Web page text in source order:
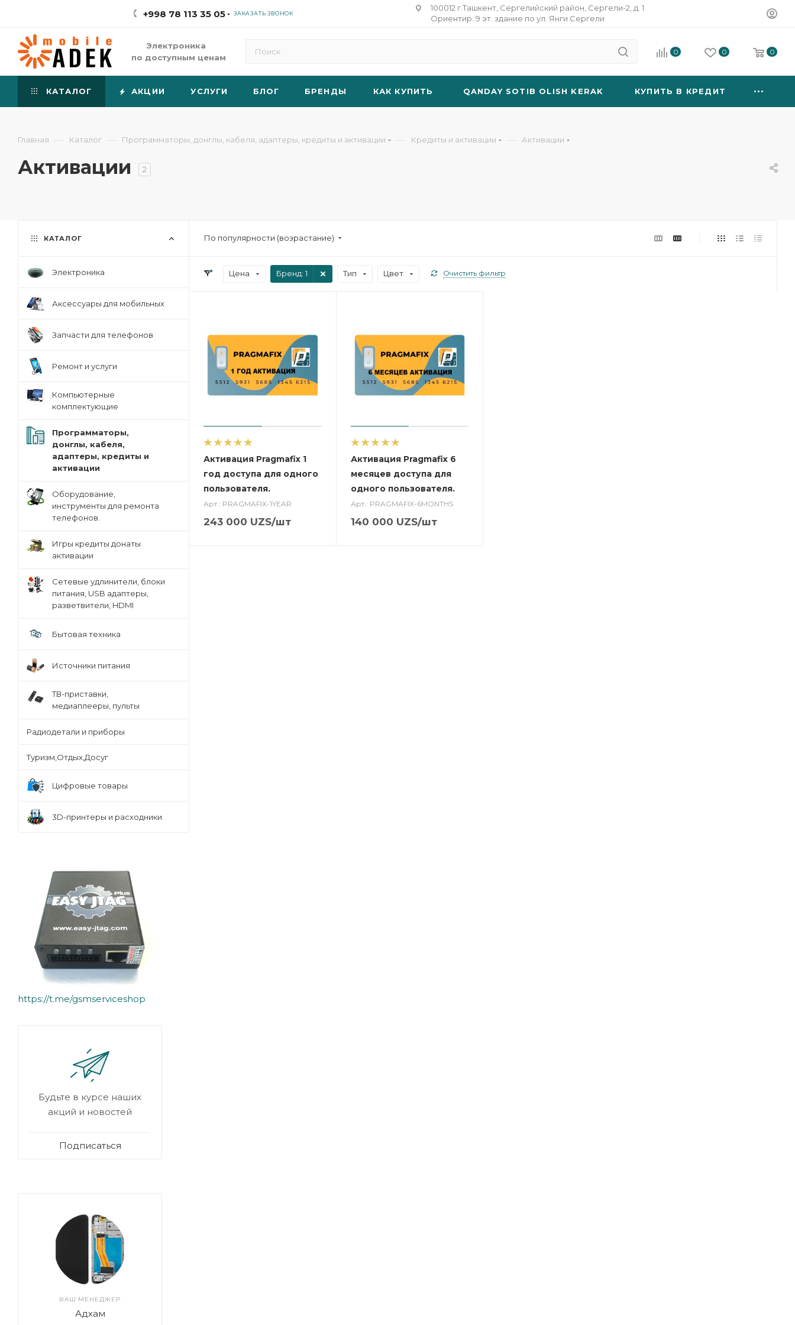
+998 78 113 35 05 ЗАКАЗАТЬ ЗВОНОК
100012 г.Ташкент, Сергелийский район, Сергели-2, д. 1
Ориентир: 9 эт. здание по ул. Янги Сергели
Электроника
по доступным ценам
0 0 0
КАТАЛОГ АКЦИИ УСЛУГИ БЛОГ БРЕНДЫ КАК КУПИТЬ QANDAY SOTIB OLISH KERAK КУПИТЬ В КРЕДИТ
Главная — Каталог — Программаторы, донглы, кабеля, адаптеры, кредиты и активации — Кредиты и активации — Активации
Активации 2
По популярности (возрастание)
Цена Бренд: 1 Тип Цвет Очистить фильтр
Активация Pragmafix 1
год доступа для одного
пользователя.
Арт.: PRAGMAFIX-1YEAR
243 000 UZS/шт
Активация Pragmafix 6
месяцев доступа для
одного пользователя.
Арт.: PRAGMAFIX-6MONTHS
140 000 UZS/шт
КАТАЛОГ
Электроника
Аксессуары для мобильных
Запчасти для телефонов
Ремонт и услуги
Компьютерные
комплектующие
Программаторы,
донглы, кабеля,
адаптеры, кредиты и
активации
Оборудование,
инструменты для ремонта
телефонов.
Игры кредиты донаты
активации
Сетевые удлинители, блоки
питания, USB адаптеры,
разветвители, HDMI
Бытовая техника
Источники питания
ТВ-приставки,
медиаплееры, пульты
Радиодетали и приборы
Туризм,Отдых,Досуг
Цифровые товары
3D-принтеры и расходники
https://t.me/gsmserviceshop
Будьте в курсе наших
акций и новостей
Подписаться
ВАШ МЕНЕДЖЕР
Адхам